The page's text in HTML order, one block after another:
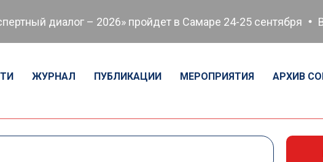
диалог – 2026» пройдет в Самаре 24-25 сентября
ЖУРНАЛ ПУБЛИКАЦИИ МЕРОПРИЯТИЯ АРХИВ